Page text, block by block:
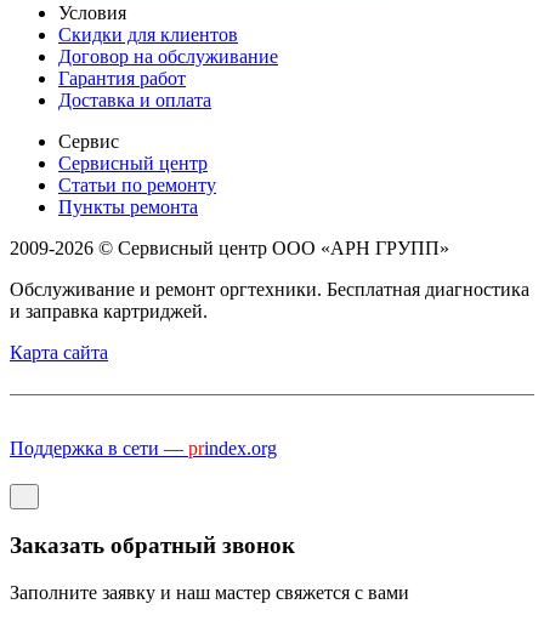
Условия
Скидки для клиентов
Договор на обслуживание
Гарантия работ
Доставка и оплата
Сервис
Сервисный центр
Статьи по ремонту
Пункты ремонта
2009-2026 © Сервисный центр ООО «АРН ГРУПП»
Обслуживание и ремонт оргтехники. Бесплатная диагностика
и заправка картриджей.
Карта сайта
Поддержка в сети — prindex.org
Заказать обратный звонок
Заполните заявку и наш мастер свяжется с вами